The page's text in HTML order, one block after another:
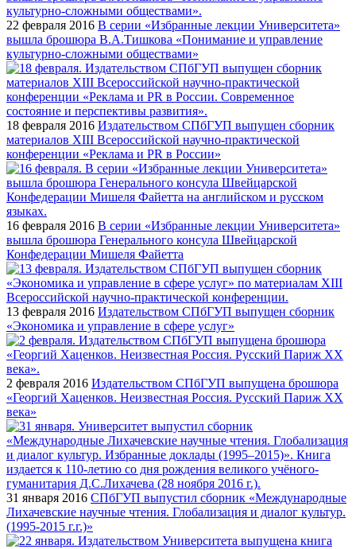
22 февраля 2016 В серии «Избранные лекции Университета»
вышла брошюра В.А.Тишкова «Понимание и управление
культурно-сложными обществами»
18 февраля 2016 Издательством СПбГУП выпущен сборник
материалов XIII Всероссийской научно-практической
конференции «Реклама и PR в России»
16 февраля 2016 В серии «Избранные лекции Университета»
вышла брошюра Генерального консула Швейцарской
Конфедерации Мишеля Файетта
13 февраля 2016 Издательством СПбГУП выпущен сборник
«Экономика и управление в сфере услуг»
2 февраля 2016 Издательством СПбГУП выпущена брошюра
«Георгий Хаценков. Неизвестная Россия. Русский Париж XX
века»
31 января 2016 СПбГУП выпустил сборник «Международные
Лихачевские научные чтения. Глобализация и диалог культур.
(1995-2015 г.г.)»